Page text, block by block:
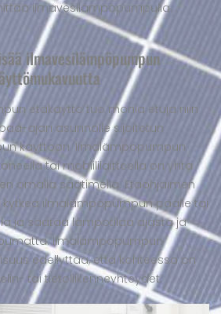
ilmavesilämpöpumpulla.
ilmavesilämpöpumpun
etäkäyttö tuo monia etuja niin
ajan asunnolle sijoitetun
käyttöön. Ilmalämpöpumpun
tai mobiililaitteella on yhtä
omalla säätimellä. Etäohjaimen
kytkeä ilmalämpöpumpun päälle tai
ja säätää lämpötilaa ajasta ja
Ilmalämpöpumpun
edellyttää, että kohteessa on
tai tietoliikenneyhteydet.